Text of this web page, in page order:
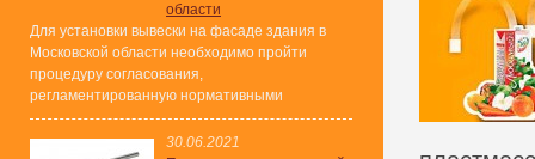
области
Для установки вывески на фасаде здания в
Московской области необходимо пройти
процедуру согласования,
регламентированную нормативными
30.06.2021